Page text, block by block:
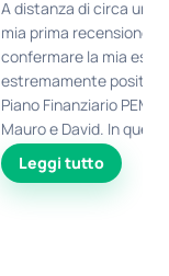
A distanza di circa un
mia prima recensione,
confermare la mia
estremamente positiva
Piano Finanziario PEM e
Mauro e David. In
il rendimento del mio
ha superato il 50%,
Leggi tutto